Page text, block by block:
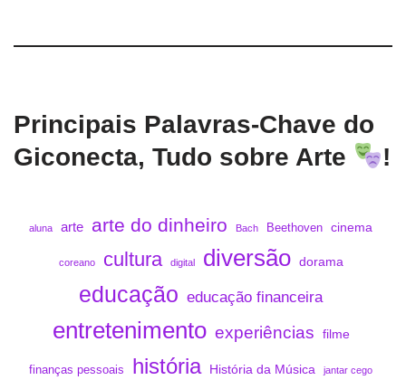
Principais Palavras-Chave do
Giconecta, Tudo sobre Arte
!
aluna arte arte do dinheiro Bach Beethoven cinema
coreano cultura digital diversão dorama
educação educação financeira
entretenimento experiências filme
finanças pessoais história História da Música jantar cego